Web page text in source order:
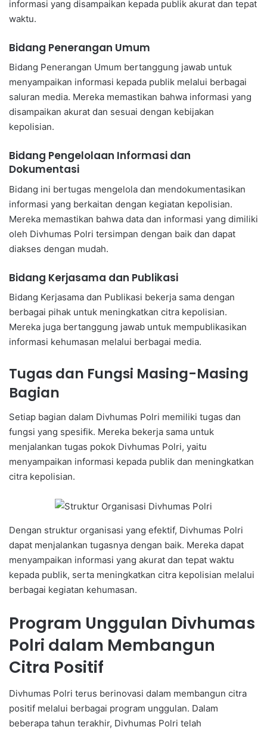
informasi yang disampaikan kepada publik akurat dan tepat
waktu.
Bidang Penerangan Umum
Bidang Penerangan Umum bertanggung jawab untuk
menyampaikan informasi kepada publik melalui berbagai
saluran media. Mereka memastikan bahwa informasi yang
disampaikan akurat dan sesuai dengan kebijakan
kepolisian.
Bidang Pengelolaan Informasi dan
Dokumentasi
Bidang ini bertugas mengelola dan mendokumentasikan
informasi yang berkaitan dengan kegiatan kepolisian.
Mereka memastikan bahwa data dan informasi yang dimiliki
oleh Divhumas Polri tersimpan dengan baik dan dapat
diakses dengan mudah.
Bidang Kerjasama dan Publikasi
Bidang Kerjasama dan Publikasi bekerja sama dengan
berbagai pihak untuk meningkatkan citra kepolisian.
Mereka juga bertanggung jawab untuk mempublikasikan
informasi kehumasan melalui berbagai media.
Tugas dan Fungsi Masing-Masing
Bagian
Setiap bagian dalam Divhumas Polri memiliki tugas dan
fungsi yang spesifik. Mereka bekerja sama untuk
menjalankan tugas pokok Divhumas Polri, yaitu
menyampaikan informasi kepada publik dan meningkatkan
citra kepolisian.
Dengan struktur organisasi yang efektif, Divhumas Polri
dapat menjalankan tugasnya dengan baik. Mereka dapat
menyampaikan informasi yang akurat dan tepat waktu
kepada publik, serta meningkatkan citra kepolisian melalui
berbagai kegiatan kehumasan.
Program Unggulan Divhumas
Polri dalam Membangun
Citra Positif
Divhumas Polri terus berinovasi dalam membangun citra
positif melalui berbagai program unggulan. Dalam
beberapa tahun terakhir, Divhumas Polri telah